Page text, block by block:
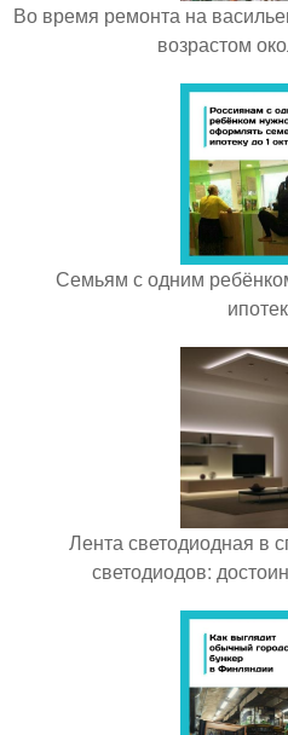
Во время ремонта на
возрастом
Семьям с одним
Лента светодиодная в
светодиодов: